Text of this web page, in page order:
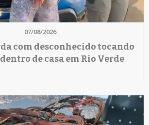
07/08/2026
com desconhecido tocando
de casa em Rio Verde